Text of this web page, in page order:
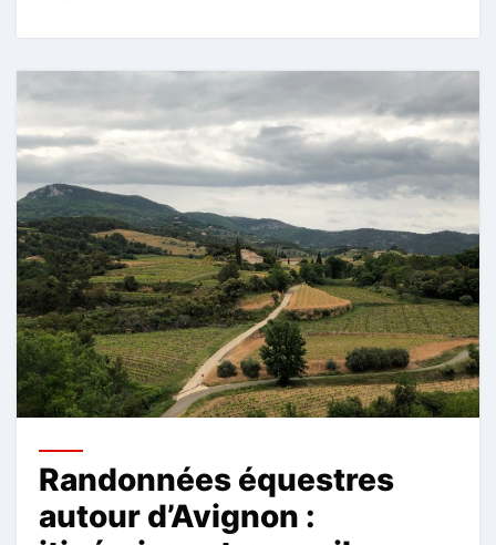
Randonnées équestres
autour d’Avignon :